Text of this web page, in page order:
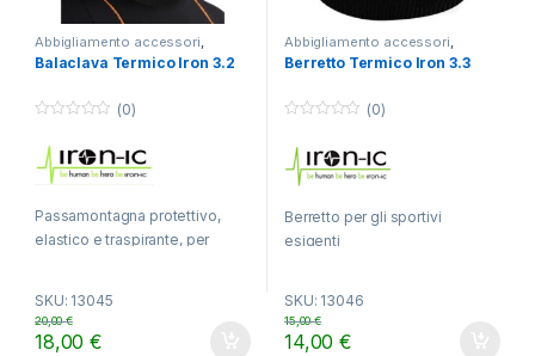
Abbigliamento accessori
TREKKING
Balaclava Termico Iron 3.2
t
5
(0)
Passamontagna protettivo,
elastico e traspirante, per
SKU: 13045
18,00€
20,00€
Abbigliamento accessori
TREKKING
Berretto Termico Iron 3.3
t
5
(0)
Berretto per gli sportivi
esigenti
SKU: 13046
14,00€
15,00€